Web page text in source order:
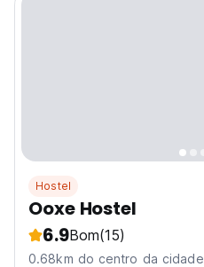
Hostel
Ooxe Hostel
6.9Bom(15)
0.68km do centro da cidade